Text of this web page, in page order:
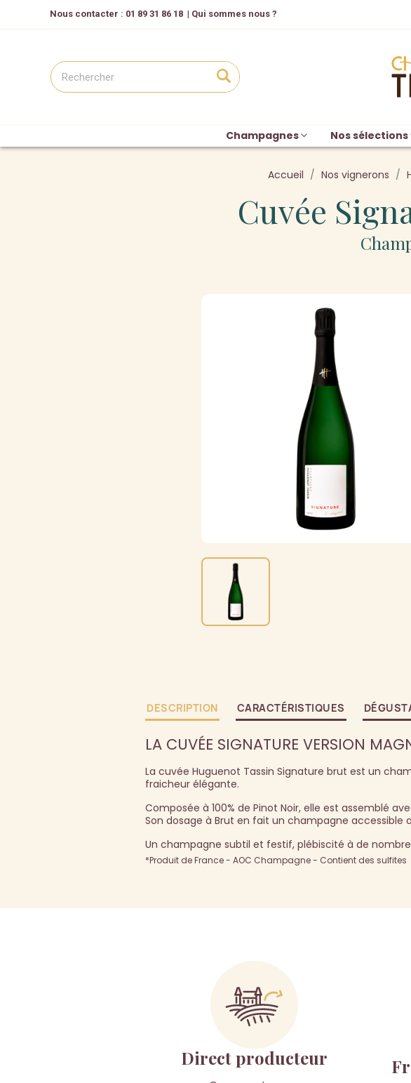
Nous contacter : 01 89 31 86 18 | Qui sommes nous ?
Champagnes Nos sélections
Accueil Nos vignerons
Cuvée
DESCRIPTION CARACTÉRISTIQUES
LA CUVÉE SIGNATURE VERSION
La cuvée Huguenot Tassin Signature brut est un
fraicheur élégante.
Composée à 100% de Pinot Noir, elle est assemblé
Son dosage à Brut en fait un champagne
Un champagne subtil et festif, plébiscité à de
*Produit de France - AOC Champagne - Contient des sulfites
Direct producteur